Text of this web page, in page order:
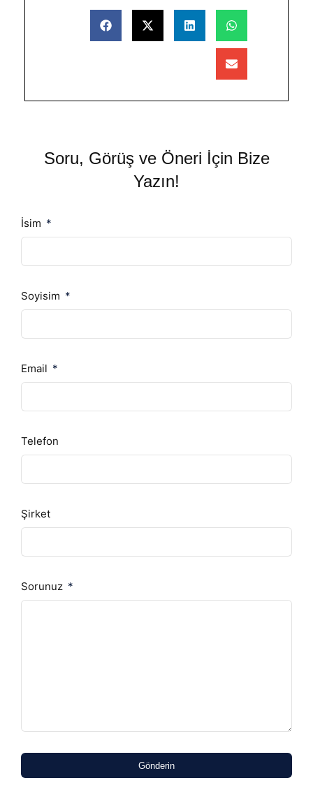
Soru, Görüş ve Öneri İçin Bize
Yazın!
İsim
Soyisim
Email
Telefon
Şirket
Sorunuz
Gönderin